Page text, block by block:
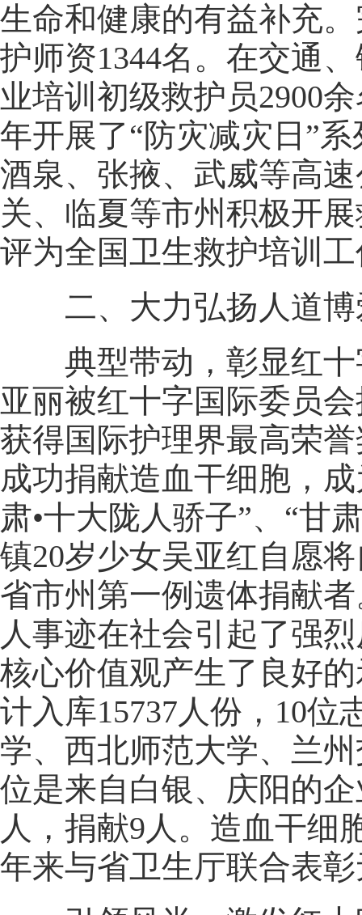
生命和健康的有益补充
护师资1344名。在交通
业培训初级救护员2900
年开展了“防灾减灾日”
酒泉、张掖、武威等高
关、临夏等市州积极开
评为全国卫生救护培训
二、大力弘扬人道博
典型带动，彰显红十
亚丽被红十字国际委员
获得国际护理界最高荣
成功捐献造血干细胞，
肃•十大陇人骄子”、“甘
镇20岁少女吴亚红自愿
省市州第一例遗体捐献
人事迹在社会引起了强
核心价值观产生了良好
计入库15737人份，10
学、西北师范大学、兰
位是来自白银、庆阳的
人，捐献9人。造血干细
年来与省卫生厅联合表